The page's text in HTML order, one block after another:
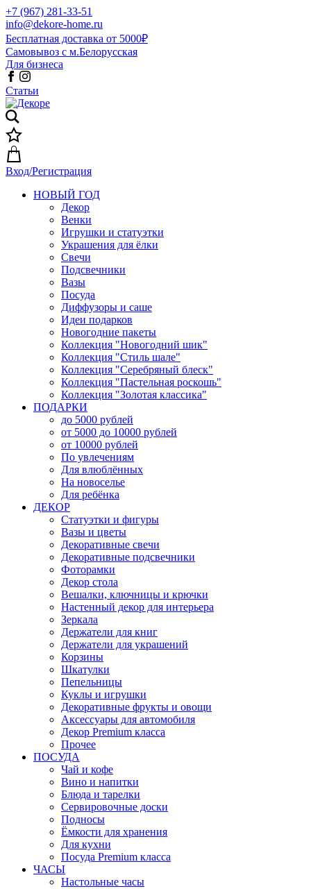
+7 (967) 281-33-51
info@dekore-home.ru
Бесплатная доставка от 5000₽
Самовывоз с м.Белорусская
Для бизнеса
Статьи
Вход/Регистрация
НОВЫЙ ГОД
Декор
Венки
Игрушки и статуэтки
Украшения для ёлки
Свечи
Подсвечники
Вазы
Посуда
Диффузоры и саше
Идеи подарков
Новогодние пакеты
Коллекция "Новогодний шик"
Коллекция "Стиль шале"
Коллекция "Серебряный блеск"
Коллекция "Пастельная роскошь"
Коллекция "Золотая классика"
ПОДАРКИ
до 5000 рублей
от 5000 до 10000 рублей
от 10000 рублей
По увлечениям
Для влюблённых
На новоселье
Для ребёнка
ДЕКОР
Статуэтки и фигуры
Вазы и цветы
Декоративные свечи
Декоративные подсвечники
Фоторамки
Декор стола
Вешалки, ключницы и крючки
Настенный декор для интерьера
Зеркала
Держатели для книг
Держатели для украшений
Корзины
Шкатулки
Пепельницы
Куклы и игрушки
Декоративные фрукты и овощи
Аксессуары для автомобиля
Декор Premium класса
Прочее
ПОСУДА
Чай и кофе
Вино и напитки
Блюда и тарелки
Сервировочные доски
Подносы
Ёмкости для хранения
Для кухни
Посуда Premium класса
ЧАСЫ
Настольные часы